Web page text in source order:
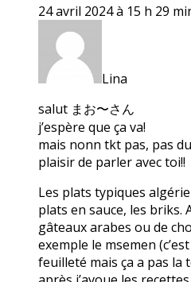
24 avril 2024 à 15 h 29
Lina
salut まお〜さん
j’espère que ça va!
mais nonn tkt pas, pas
plaisir de parler avec toi!!
Les plats typiques
plats en sauce, les briks.
gâteaux arabes ou de
exemple le msemen
feuilleté mais ça a pas la